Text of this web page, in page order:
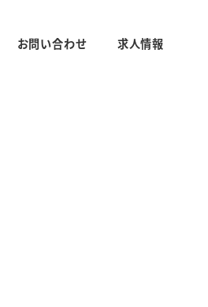
お問い合わせ 求人情報